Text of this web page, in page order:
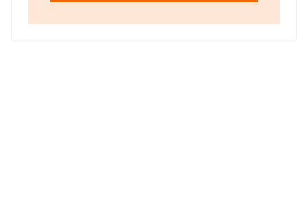
de 1 millón de euros. Respecto a la información de la